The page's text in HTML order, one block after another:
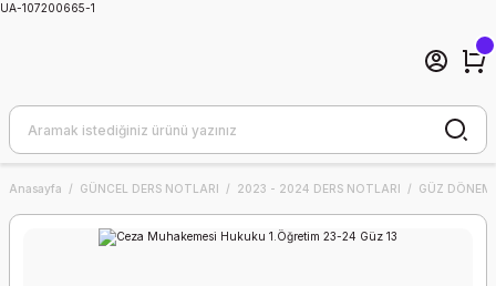
UA-107200665-1
Anasayfa GÜNCEL DERS NOTLARI 2023 - 2024 DERS NOTLARI GÜZ DÖNEMİ